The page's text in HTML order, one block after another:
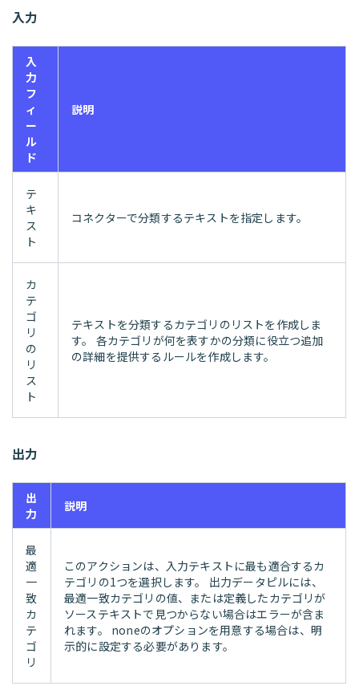
入力
入
力
フ
ィ
ー
ル
ド
説明
テ
キ
ス
ト
コネクターで分類するテキストを指定します。
カ
テ
ゴ
リ
の
リ
ス
ト
テキストを分類するカテゴリのリストを作成しま
す。 各カテゴリが何を表すかの分類に役立つ追加
の詳細を提供するルールを作成します。
出力
出
力
説明
最
適
一
致
カ
テ
ゴ
リ
このアクションは、入力テキストに最も適合するカ
テゴリの1つを選択します。 出力データピルには、
最適一致カテゴリの値、または定義したカテゴリが
ソーステキストで見つからない場合はエラーが含ま
れます。 noneのオプションを用意する場合は、明
示的に設定する必要があります。